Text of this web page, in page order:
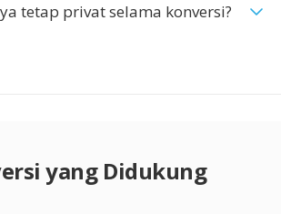
tetap privat selama konversi?
yang Didukung